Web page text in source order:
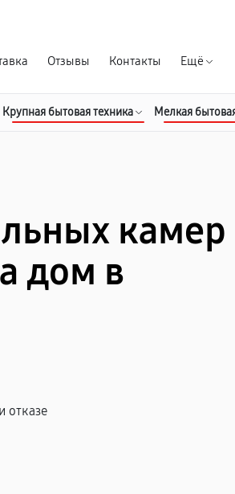
Отзывы Контакты Ещё
Крупная бытовая техника Мелкая
камер
дом в
отказе